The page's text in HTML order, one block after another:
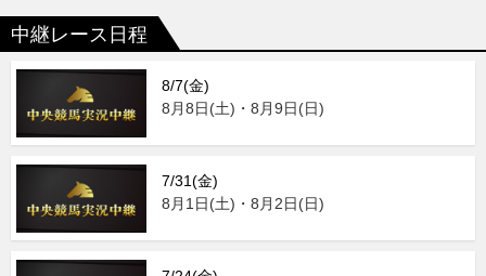
中継レース日程
8/7(金)
8月8日(土)・8月9日(日)
7/31(金)
8月1日(土)・8月2日(日)